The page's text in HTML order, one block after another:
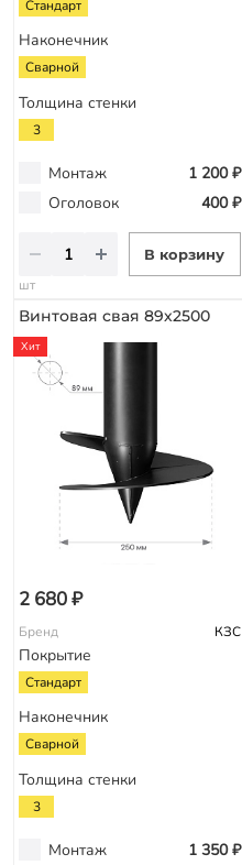
Стандарт
Наконечник
Сварной
Толщина стенки
3
Монтаж
1 200 ₽
Оголовок
400 ₽
В корзину
шт
Винтовая свая 89х2500
Хит
2 680 ₽
Бренд КЗС
Покрытие
Стандарт
Наконечник
Сварной
Толщина стенки
3
Монтаж
1 350 ₽